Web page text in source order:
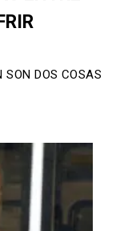
SON DOS COSAS